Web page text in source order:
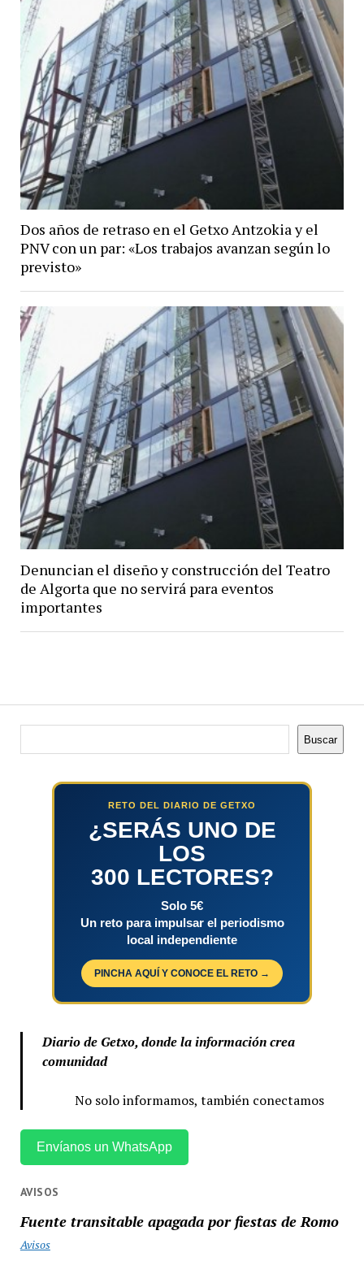
Dos años de retraso en el Getxo Antzokia y el
PNV con un par: «Los trabajos avanzan según lo
previsto»
Denuncian el diseño y construcción del Teatro
de Algorta que no servirá para eventos
importantes
Buscar
RETO DEL DIARIO DE GETXO
¿SERÁS UNO DE
LOS
300 LECTORES?
Solo 5€
Un reto para impulsar el periodismo
local independiente
PINCHA AQUÍ Y CONOCE EL RETO →
Diario de Getxo, donde la información crea
comunidad
No solo informamos, también conectamos
Envíanos un WhatsApp
AVISOS
Fuente transitable apagada por fiestas de Romo
Avisos